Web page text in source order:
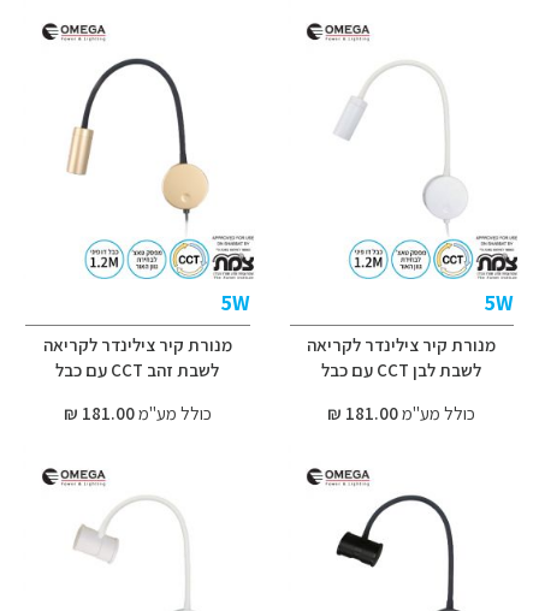
5W
מנורת קיר צילינדר לקריאה
לשבת לבן CCT עם כבל
כולל מע"מ181.00 ₪
5W
מנורת קיר צילינדר לקריאה
לשבת זהב CCT עם כבל
כולל מע"מ181.00 ₪